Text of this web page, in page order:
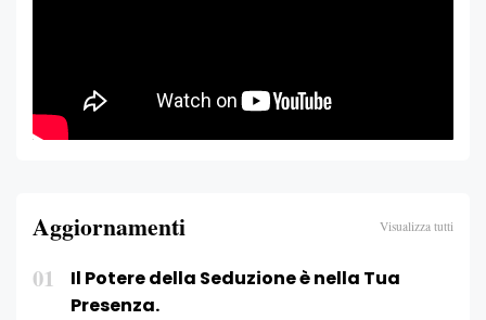
Aggiornamenti Visualizza tutti
01
Il Potere della Seduzione è nella Tua
Presenza.